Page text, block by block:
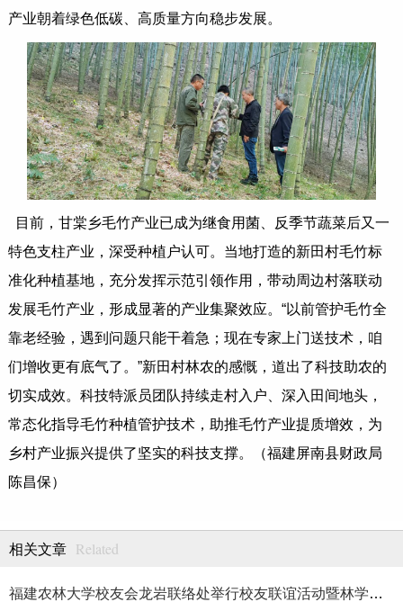
产业朝着绿色低碳、高质量方向稳步发展。
目前，甘棠乡毛竹产业已成为继食用菌、反季节蔬菜后又一
特色支柱产业，深受种植户认可。当地打造的新田村毛竹标
准化种植基地，充分发挥示范引领作用，带动周边村落联动
发展毛竹产业，形成显著的产业集聚效应。“以前管护毛竹全
靠老经验，遇到问题只能干着急；现在专家上门送技术，咱
们增收更有底气了。”新田村林农的感慨，道出了科技助农的
切实成效。科技特派员团队持续走村入户、深入田间地头，
常态化指导毛竹种植管护技术，助推毛竹产业提质增效，为
乡村产业振兴提供了坚实的科技支撑。（福建屏南县财政局
陈昌保）
相关文章 Related
福建农林大学校友会龙岩联络处举行校友联谊活动暨林学、生物医药